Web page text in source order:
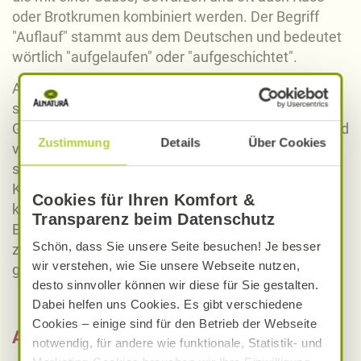
Zustimmung Details Über Cookies
Cookies für Ihren Komfort &
Transparenz beim Datenschutz
Schön, dass Sie unsere Seite besuchen! Je besser
wir verstehen, wie Sie unsere Webseite nutzen,
desto sinnvoller können wir diese für Sie gestalten.
Dabei helfen uns Cookies. Es gibt verschiedene
Cookies – einige sind für den Betrieb der Webseite
notwendig, für andere wie funktionale, Statistik- und
oder Brotkrumen kombiniert werden. Der Begriff
"Auflauf" stammt aus dem Deutschen und bedeutet
wörtlich "aufgelaufen" oder "aufgeschichtet".
Aufläufe sind beliebt, weil sie einfach zuzubereiten
sind und eine Vielzahl von Zutaten und
Geschmacksrichtungen aufnehmen können. Sie sind
vielseitig und können als Hauptgericht, Beilage oder
sogar als Dessert serviert werden. Durch die
Kombination verschiedener Zutaten und Gewürze
können Aufläufe an persönliche Vorlieben und
Ernährungsbedürfnisse angepasst werden, was sie
zu einer beliebten Wahl in vielen Küchen auf der
ganzen Welt macht.
Auflauf-Rezepte finden